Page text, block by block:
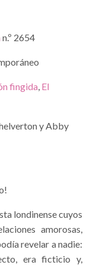
n.º 2654
fingida, El
y Abby
londinense cuyos
amorosas,
revelar a nadie:
era ficticio y,